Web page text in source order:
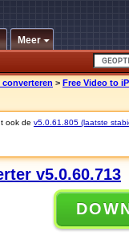
Meer
converteren > Free Video to
ook de v5.0.61.805 (laatste
v5.0.60.713